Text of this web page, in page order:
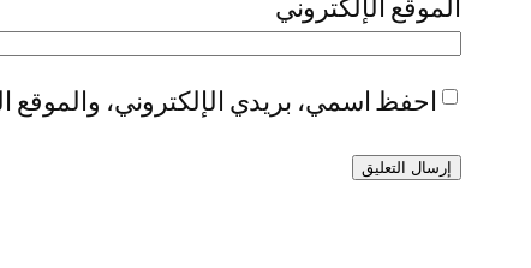
احفظ اسمي، بريدي الإلكتروني، والموقع